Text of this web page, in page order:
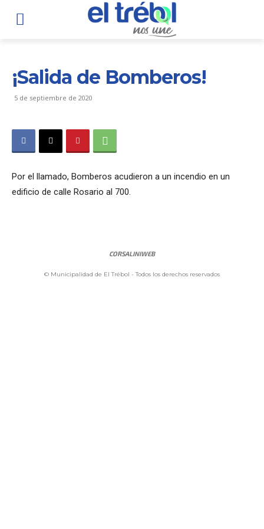
¡Salida de Bomberos!
5 de septiembre de 2020
Por el llamado, Bomberos acudieron a un incendio en un
edificio de calle Rosario al 700.
CORSALINIWEB
© Municipalidad de El Trébol - Todos los derechos reservados